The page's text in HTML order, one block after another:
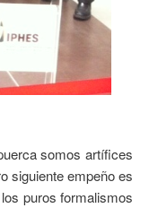
somos artífices
siguiente empeño es
puros formalismos